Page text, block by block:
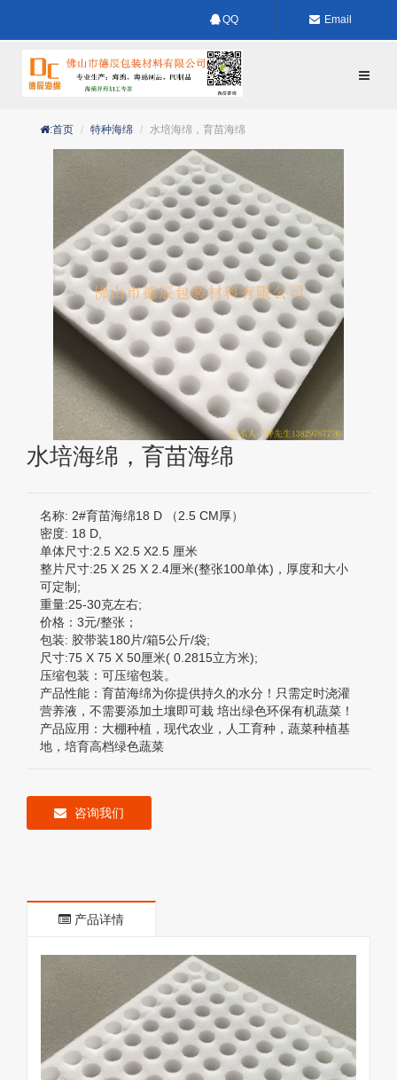
QQ Email
:首页 特种海绵 水培海绵，育苗海绵
水培海绵，育苗海绵
名称: 2#育苗海绵18 D （2.5 CM厚）
密度: 18 D,
单体尺寸:2.5 X2.5 X2.5 厘米
整片尺寸:25 X 25 X 2.4厘米(整张100单体)，厚度和大小
可定制;
重量:25-30克左右;
价格：3元/整张；
包装: 胶带装180片/箱5公斤/袋;
尺寸:75 X 75 X 50厘米( 0.2815立方米);
压缩包装：可压缩包装。
产品性能：育苗海绵为你提供持久的水分！只需定时浇灌
营养液，不需要添加土壤即可栽 培出绿色环保有机蔬菜！
产品应用：大棚种植，现代农业，人工育种，蔬菜种植基
地，培育高档绿色蔬菜
咨询我们
产品详情